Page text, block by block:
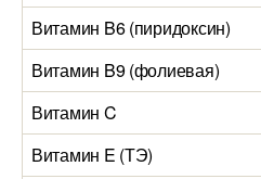
Витамин B6 (пиридоксин)
Витамин B9 (фолиевая)
Витамин C
Витамин E (ТЭ)